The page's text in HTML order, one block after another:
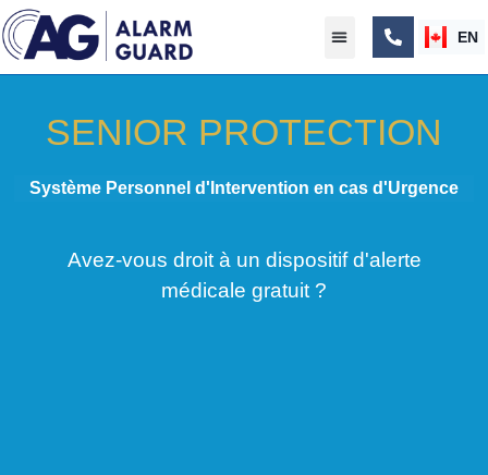
EN
SENIOR PROTECTION
Système Personnel d'Intervention en cas d'Urgence
Avez-vous droit à un dispositif d'alerte
médicale gratuit ?